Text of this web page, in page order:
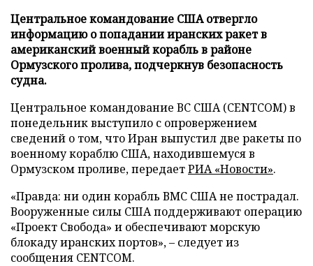
Центральное командование США отвергло
информацию о попадании иранских ракет в
американский военный корабль в районе
Ормузского пролива, подчеркнув безопасность
судна.
Центральное командование ВС США (CENTCOM) в
понедельник выступило с опровержением
сведений о том, что Иран выпустил две ракеты по
военному кораблю США, находившемуся в
Ормузском проливе, передаетРИА «Новости».
«Правда: ни один корабль ВМС США не пострадал.
Вооруженные силы США поддерживают операцию
«Проект Свобода» и обеспечивают морскую
блокаду иранских портов», – следует из
сообщения CENTCOM.